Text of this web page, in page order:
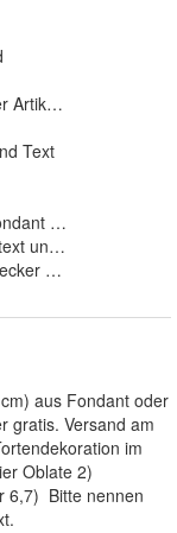
Artikelbeschreibung
Text
mit Wunschtext und ohne
aus Fondant oder
gratis. Versand am
im
Oblate 2)
6,7) Bitte nennen